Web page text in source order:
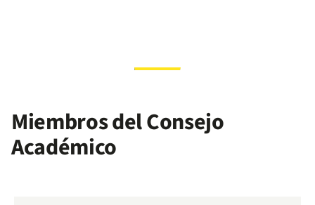
Miembros del Consejo
Académico